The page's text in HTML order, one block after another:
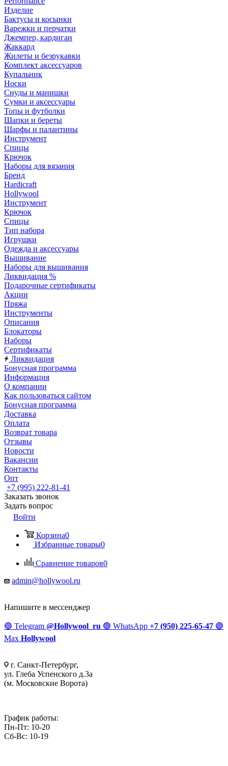
Изделие
Бактусы и косынки
Варежки и перчатки
Джемпер, кардиган
Жаккард
Жилеты и безрукавки
Комплект аксессуаров
Купальник
Носки
Снуды и манишки
Сумки и аксессуары
Топы и футболки
Шапки и береты
Шарфы и палантины
Инструмент
Спицы
Крючок
Наборы для вязания
Бренд
Hardicraft
Hollywool
Инструмент
Крючок
Спицы
Тип набора
Игрушки
Одежда и аксессуары
Вышивание
Наборы для вышивания
Ликвидация %
Подарочные сертификаты
Акции
Пряжа
Инструменты
Описания
Блокаторы
Наборы
Сертификаты
Ликвидация
Бонусная программа
Информация
О компании
Как пользоваться сайтом
Бонусная программа
Доставка
Оплата
Возврат товара
Отзывы
Новости
Вакансии
Контакты
Опт
+7 (995) 222-81-41
Заказать звонок
Задать вопрос
Войти
Корзина0
Избранные товары0
Сравнение товаров0
admin@hollywool.ru
Напишите в мессенджер
🔵 Telegram @Hollywool_ru 🟢 WhatsApp +7 (950) 225-65-47 🟣
Max Hollywool
г. Санкт-Петербург,
ул. Глеба Успенского д.3а
(м. Московские Ворота)
График работы:
Пн-Пт: 10-20
Сб-Вс: 10-19